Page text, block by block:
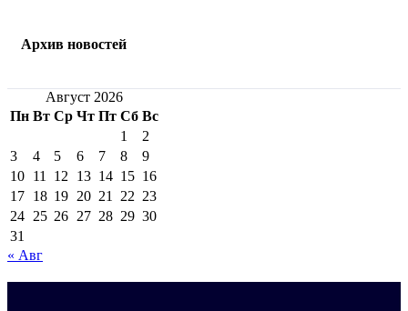
Архив новостей
Август 2026
Пн Вт Ср Чт Пт Сб Вс
1
2
3
4 5 6 7 8
9
10 11 12 13 14 15 16
17 18 19 20 21 22 23
24 25 26 27 28 29 30
31
« Авг